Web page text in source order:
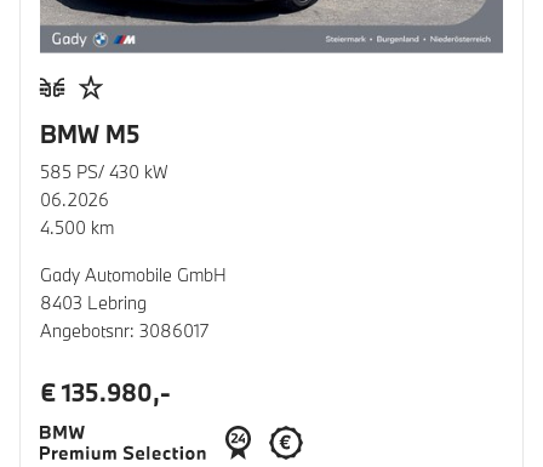
BMW M5
585 PS/ 430 kW
06.2026
4.500 km
Gady Automobile GmbH
8403 Lebring
Angebotsnr: 3086017
€ 135.980,-